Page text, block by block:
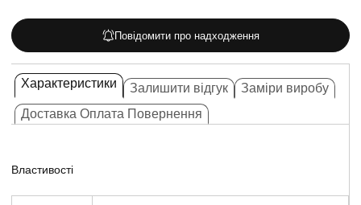
Повідомити про надходження
Характеристики Залишити відгук
Заміри виробу
Доставка Оплата Повернення
Властивості